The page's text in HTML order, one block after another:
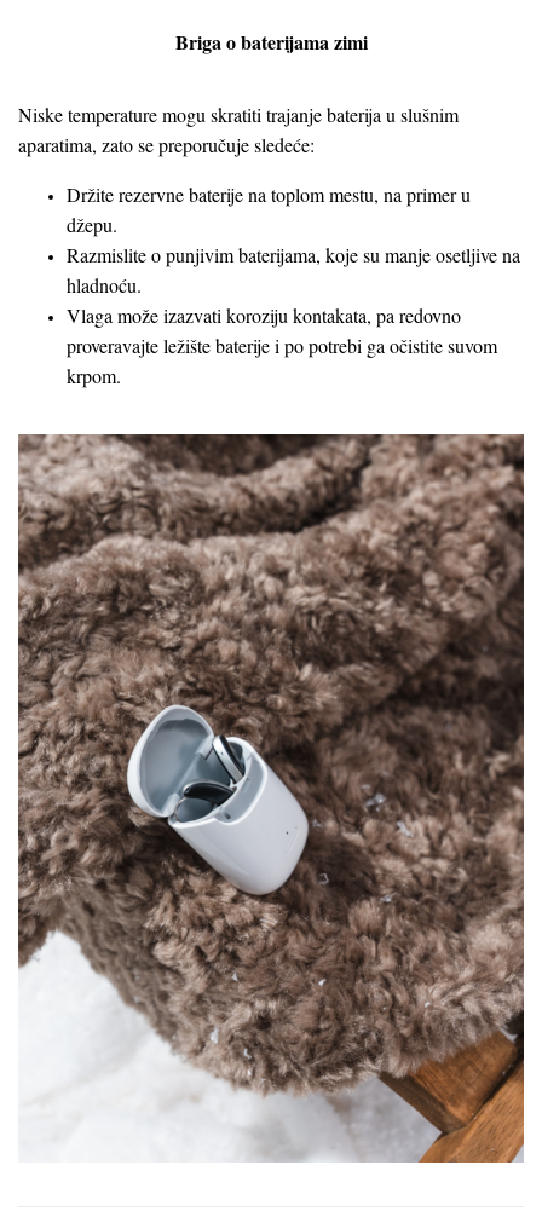
Briga o baterijama zimi
Niske temperature mogu skratiti trajanje baterija u slušnim
aparatima, zato se preporučuje sledeće:
Držite rezervne baterije na toplom mestu, na primer u
džepu.
Razmislite o punjivim baterijama, koje su manje osetljive na
hladnoću.
Vlaga može izazvati koroziju kontakata, pa redovno
proveravajte ležište baterije i po potrebi ga očistite suvom
krpom.